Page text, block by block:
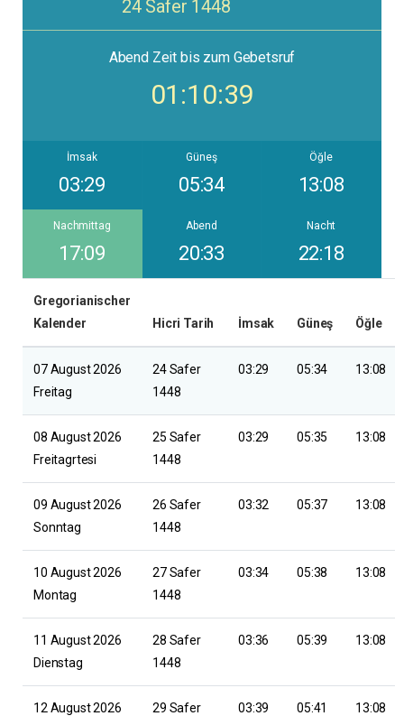
24 Safer 1448
AbendZeit bis zum Gebetsruf
01:10:39
İmsak
03:29
Güneş
05:34
Öğle
13:08
Nachmittag
17:09
Abend
20:33
Nacht
22:18
Gregorianischer
Kalender
Hicri Tarih İmsak Güneş Öğle
07 August 2026
Freitag
24 Safer
1448
03:29 05:34 13:08
08 August 2026
Freitagrtesi
25 Safer
1448
03:29 05:35 13:08
09 August 2026
Sonntag
26 Safer
1448
03:32 05:37 13:08
10 August 2026
Montag
27 Safer
1448
03:34 05:38 13:08
11 August 2026
Dienstag
28 Safer
1448
03:36 05:39 13:08
12 August 2026
29 Safer
03:39 05:41 13:08